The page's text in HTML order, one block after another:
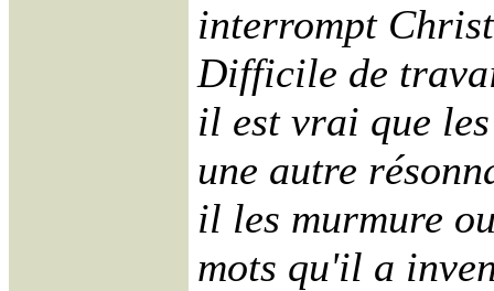
interrompt
Difficile de
il est vrai que
une autre
il les murmure
mots qu'il a